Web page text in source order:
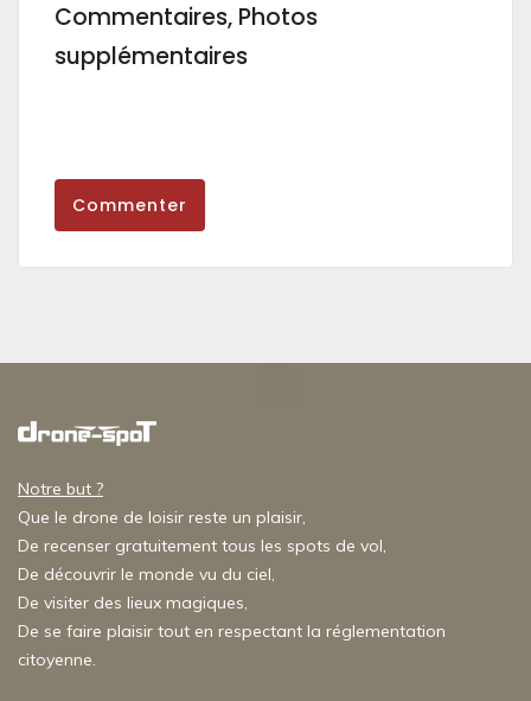
Commentaires, Photos
supplémentaires
Commenter
Notre but ?
Que le drone de loisir reste un plaisir,
De recenser gratuitement tous les spots de vol,
De découvrir le monde vu du ciel,
De visiter des lieux magiques,
De se faire plaisir tout en respectant la réglementation
citoyenne.